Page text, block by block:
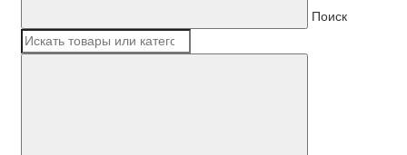
Поиск